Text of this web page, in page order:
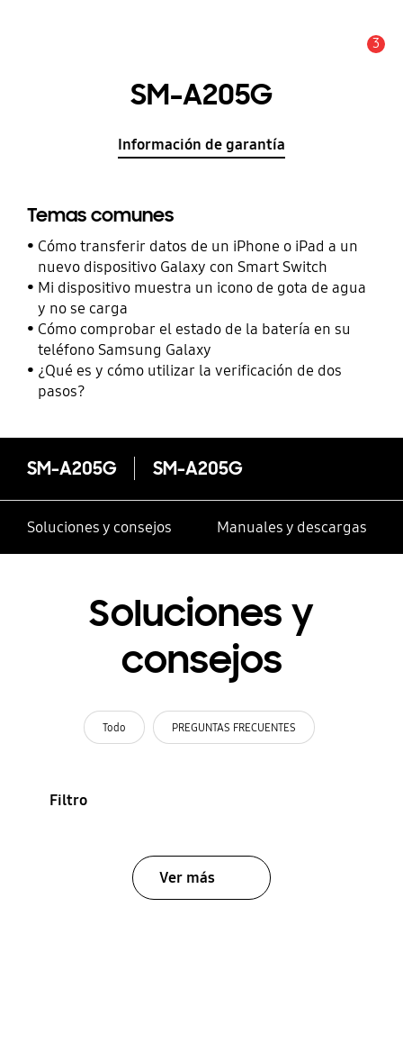
3
SM-A205G
Información de garantía
Temas comunes
Cómo transferir datos de un iPhone o iPad a un
nuevo dispositivo Galaxy con Smart Switch
Mi dispositivo muestra un icono de gota de agua
y no se carga
Cómo comprobar el estado de la batería en su
teléfono Samsung Galaxy
¿Qué es y cómo utilizar la verificación de dos
pasos?
SM-A205G SM-A205G
Soluciones y consejos Manuales y descargas
Soluciones y
consejos
Todo PREGUNTAS FRECUENTES
Filtro
Ver más